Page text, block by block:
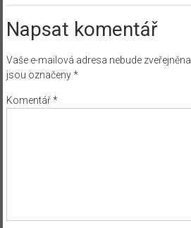
Napsat komentář
Vaše e-mailová adresa nebude zveřejněna.
jsou označeny*
Komentář*